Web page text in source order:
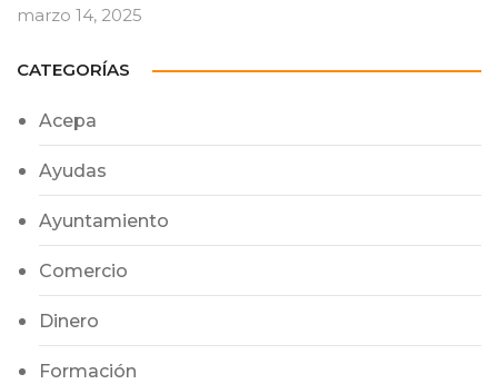
marzo 14, 2025
CATEGORÍAS
Acepa
Ayudas
Ayuntamiento
Comercio
Dinero
Formación